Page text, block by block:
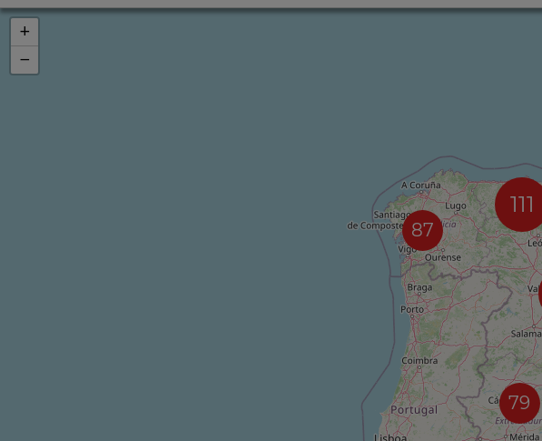
87
111
79
+
−